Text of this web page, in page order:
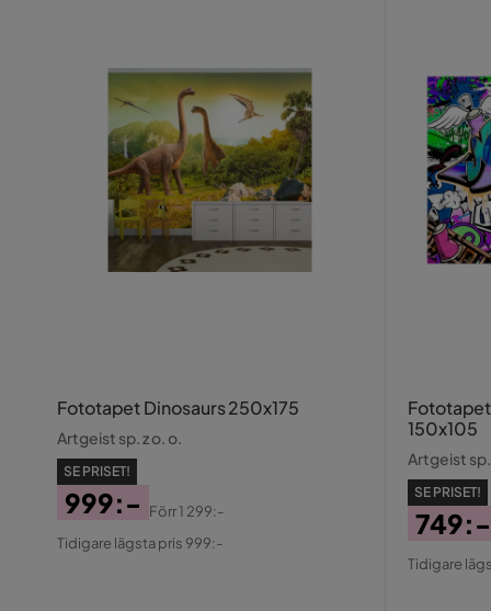
Fototapet Dinosaurs 250x175
Artgeist sp. z o. o.
SE PRISET!
Pris
999:-
Original
Förr1 299:-
Tidigare lägsta pris 999:-
150x105
Artgeist sp.
SE PRISET!
Pris
749:-
Tidigare